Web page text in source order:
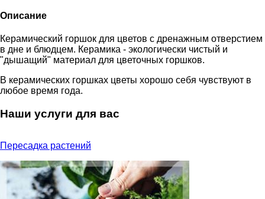
Описание
Керамический горшок для цветов c дренажным отверстием
в дне и блюдцем. Керамика - экологически чистый и
"дышащий" материал для цветочных горшков.
В керамических горшках цветы хорошо себя чувствуют в
любое время года.
Наши услуги для вас
Пересадка растений